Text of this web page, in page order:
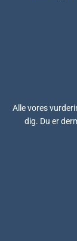
Alle vores
dig. Du er